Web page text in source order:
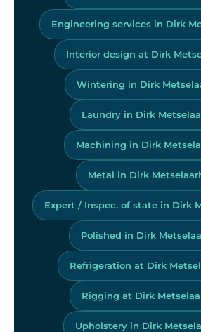
Engineering services in Dirk
Interior design at Dirk
Wintering in Dirk
Laundry in Dirk
Machining in Dirk
Metal in Dirk
Expert / Inspec. of state in Dirk
Polished in Dirk
Refrigeration at Dirk
Rigging at Dirk
Upholstery in Dirk